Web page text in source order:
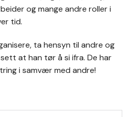
og mange andre roller i
tid.
ta hensyn til andre og
at han tør å si ifra. De har
i samvær med andre!